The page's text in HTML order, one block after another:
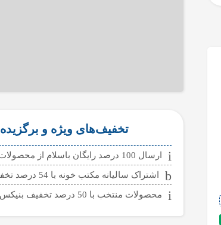
تخفیف‌های ویژه و برگزیده
ارسال 100 درصد رایگان باسلام از محصولات منتخب
اشتراک سالیانه مکتب خونه با 54 درصد تخفیف
محصولات منتخب با 50 درصد تخفیف بنیکس